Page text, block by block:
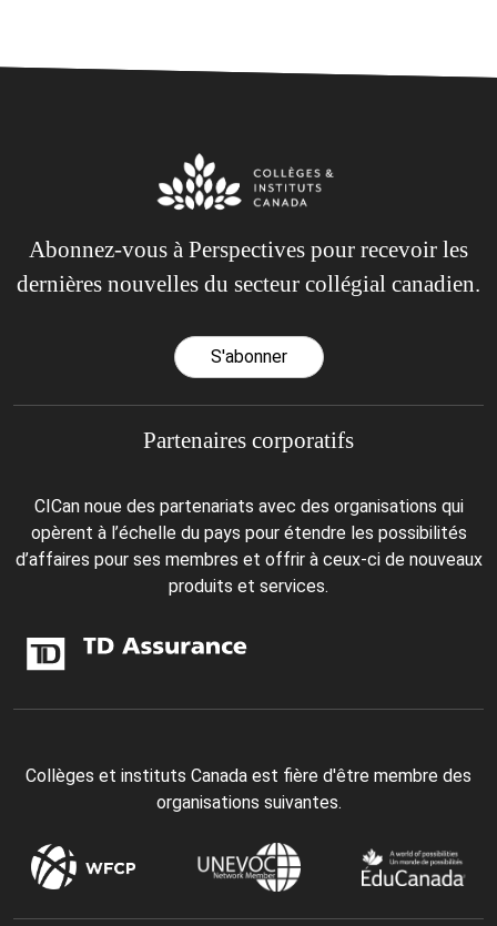
Abonnez-vous à Perspectives pour recevoir les
dernières nouvelles du secteur collégial canadien.
S'abonner
Partenaires corporatifs
CICan noue des partenariats avec des organisations qui
opèrent à l’échelle du pays pour étendre les possibilités
d’affaires pour ses membres et offrir à ceux-ci de nouveaux
produits et services.
Collèges et instituts Canada est fière d'être membre des
organisations suivantes.